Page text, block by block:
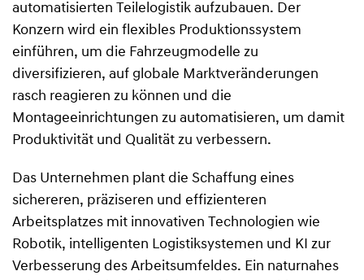
automatisierten Teilelogistik aufzubauen. Der
Konzern wird ein flexibles Produktionssystem
einführen, um die Fahrzeugmodelle zu
diversifizieren, auf globale Marktveränderungen
rasch reagieren zu können und die
Montageeinrichtungen zu automatisieren, um damit
Produktivität und Qualität zu verbessern.
Das Unternehmen plant die Schaffung eines
sichereren, präziseren und effizienteren
Arbeitsplatzes mit innovativen Technologien wie
Robotik, intelligenten Logistiksystemen und KI zur
Verbesserung des Arbeitsumfeldes. Ein naturnahes